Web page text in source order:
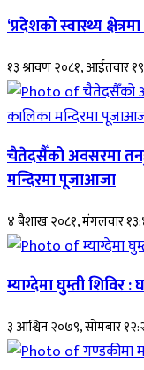
‘प्रदेशको स्वास्थ्य
१३ श्रावण २०८१, आईतवार
चैतेदसैँको अवसरमा
मन्दिरमा पूजाआजा
४ बैशाख २०८१, मंगलवार
म्याग्देमा घुम्ती शिविर
३ आश्विन २०७९, सोमबार